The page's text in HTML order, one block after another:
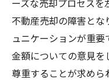
ーズな売却プロセスを
不動産売却の障害と
ュニケーションが重
金額についての意見を
尊重することが求めら